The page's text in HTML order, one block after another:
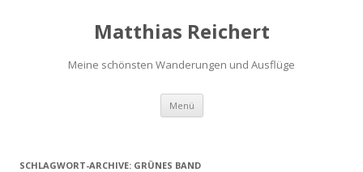
Matthias Reichert
Meine schönsten Wanderungen und Ausflüge
Menü Zum
springen
SCHLAGWORT-ARCHIVE: GRÜNES BAND